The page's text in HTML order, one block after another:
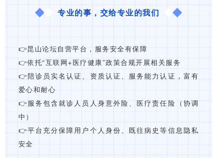
专业的事，交给专业的我们
👉昆山论坛自营平台，服务安全有保障
👉依托“互联网+医疗健康”政策合规开展相关服务
👉陪诊员实名认证、资质认证、服务能力认证，富有
爱心和耐心
👉服务包含就诊人员人身意外险、医疗责任险（协调
中）
👉平台充分保障用户个人身份、既往病史等信息隐私
安全